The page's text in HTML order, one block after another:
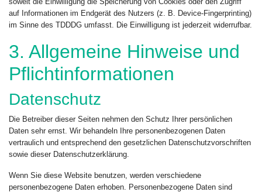
auf Informationen im Endgerät des Nutzers (z. B. Device-Fingerprinting)
im Sinne des TDDDG umfasst. Die Einwilligung ist jederzeit widerrufbar.
3. Allgemeine Hinweise und
Pflicht­informationen
Datenschutz
Die Betreiber dieser Seiten nehmen den Schutz Ihrer persönlichen
Daten sehr ernst. Wir behandeln Ihre personenbezogenen Daten
vertraulich und entsprechend den gesetzlichen Datenschutzvorschriften
sowie dieser Datenschutzerklärung.
Wenn Sie diese Website benutzen, werden verschiedene
personenbezogene Daten erhoben. Personenbezogene Daten sind